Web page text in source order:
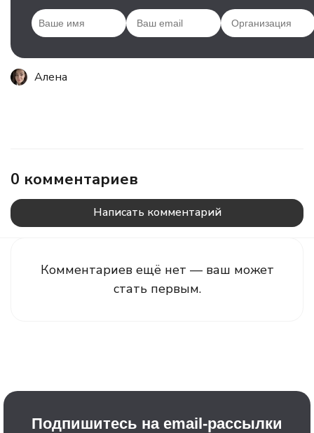
Алена
0 комментариев
Написать комментарий
Комментариев ещё нет — ваш может
стать первым.
Подпишитесь на email-рассылки